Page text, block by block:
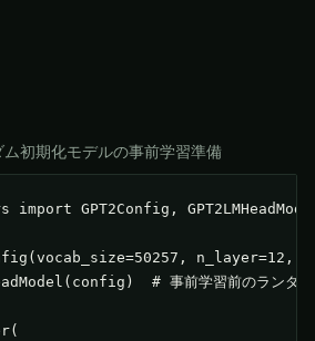
初期化モデルの事前学習準備
import GPT2Config,
n_layer=12,
# 事前学習前のランダム